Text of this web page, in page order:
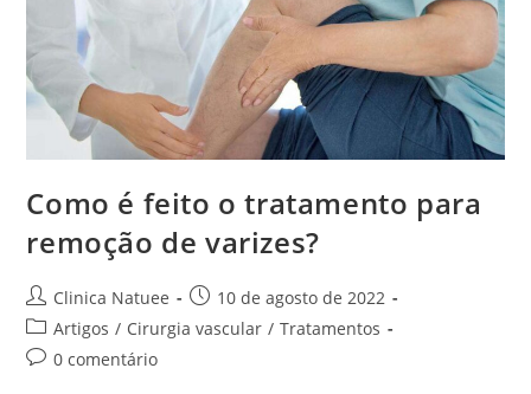
Como é feito o tratamento para
remoção de varizes?
Clinica Natuee
10 de agosto de 2022
Artigos / Cirurgia vascular / Tratamentos
0 comentário